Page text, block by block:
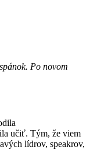
Po novom
učiť. Tým, že viem
lídrov, speakrov,